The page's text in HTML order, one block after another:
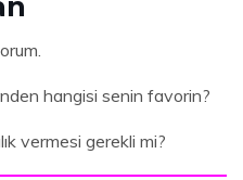
hangisi senin favorin?
vermesi gerekli mi?